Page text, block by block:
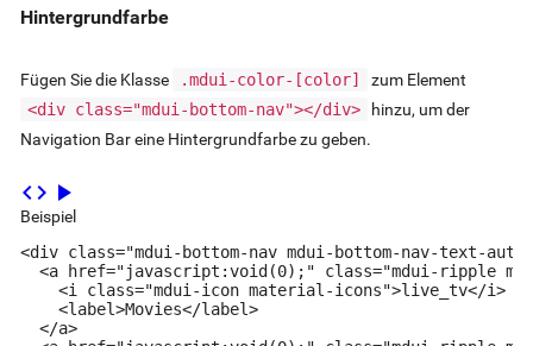
Hintergrundfarbe
Fügen Sie die Klasse .mdui-color-[color]
zum Element
<div class="mdui-bottom-nav"></div>
hinzu, um der
Navigation Bar eine Hintergrundfarbe zu geben.
code play_arrow
Beispiel
<div class="mdui-bottom-nav mdui-bottom-nav-text-auto
<a href="javascript:void(0);" class="mdui-ripple
    <i class="mdui-icon material-icons">live_tv</i>
    <label>Movies</label>
  </a>